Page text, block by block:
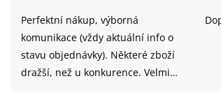
Perfektní nákup, výborná
komunikace (vždy aktuální info o
stavu objednávky). Některé zboží
dražší, než u konkurence. Velmi